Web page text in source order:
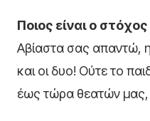
Ποιος είναι ο
Αβίαστα σας απαντώ,
και οι δυο! Ούτε το
έως τώρα θεατών μας,